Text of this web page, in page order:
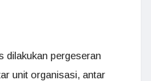
dilakukan pergeseran
unit organisasi, antar